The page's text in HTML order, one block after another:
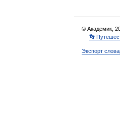
© Академик,
👣
Экспорт